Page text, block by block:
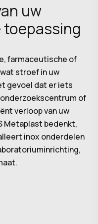
uw
farmaceutische of
stroef in uw
gevoel dat er iets
of
verloop van uw
Metaplast bedenkt,
inox onderdelen